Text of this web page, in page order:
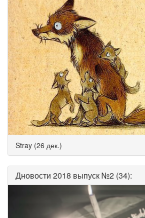
Stray (26 дек.)
Дновости 2018 выпуск №2 (34):